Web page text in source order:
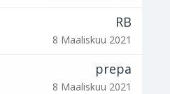
RB
8 Maaliskuu 2021
prepa
8 Maaliskuu 2021